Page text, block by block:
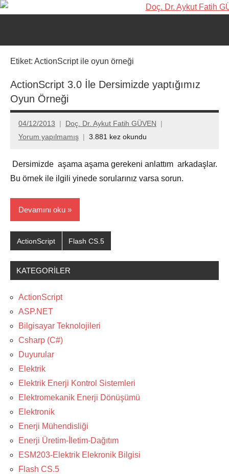
İçeriğe
Dr.
Aykut
Fatih
GÜVEN-
World's
top
2%
scientists
2025
Sitesi
Etiket: ActionScript ile oyun örneği
ActionScript 3.0 İle Dersimizde yaptığımız
Oyun Örneği
04/12/2013
Doç. Dr. Aykut Fatih GÜVEN
Yorum yapılmamış
3.881 kez okundu
Dersimizde aşama aşama gerekeni anlattım arkadaşlar.
Bu örnek ile ilgili yinede sorularınız varsa sorun.
Devamını oku
ActionScript Flash CS.5
KATEGORILER
ActionScript
ASP.NET
Bilgisayar Teknolojileri
Csharp (C#)
Duyurular
Elektrik
Elektrik Enerji Kontrol Sistemleri
Elektromekanik Enerji Dönüşümü
Elektronik
Enerji Mühendisliği
Enerji Üretim-İletim-Dağıtım
ESM203-Elektrik Elekronik Bilgisi
Flash CS.5